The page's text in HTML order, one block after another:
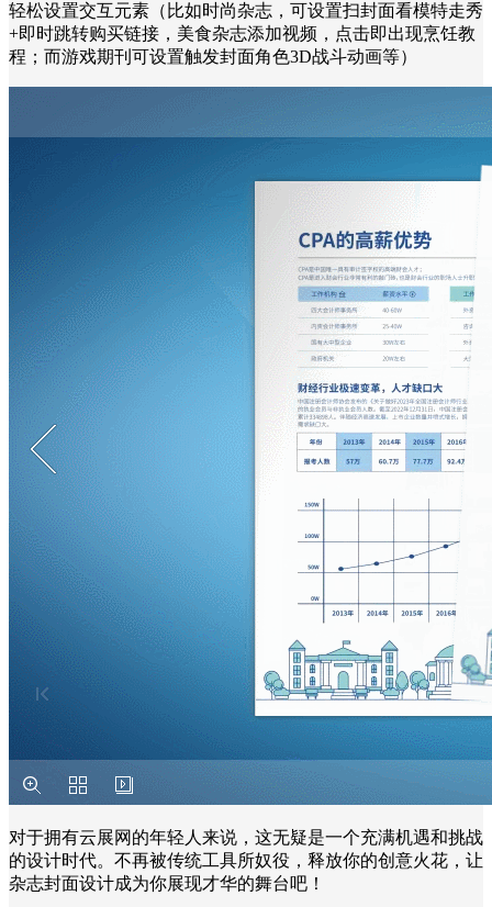
轻松设置交互元素（比如时尚杂志，可设置扫封面看模特走秀
+即时跳转购买链接，美食杂志添加视频，点击即出现烹饪教
程；而游戏期刊可设置触发封面角色3D战斗动画等）
对于拥有云展网的年轻人来说，这无疑是一个充满机遇和挑战
的设计时代。不再被传统工具所奴役，释放你的创意火花，让
杂志封面设计成为你展现才华的舞台吧！